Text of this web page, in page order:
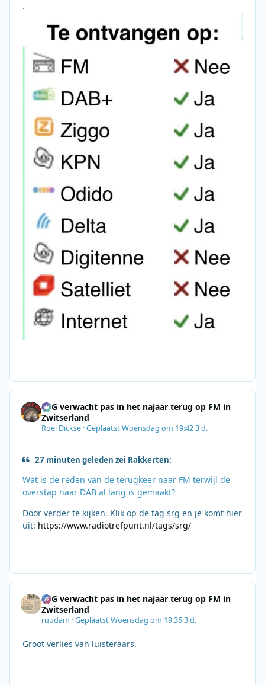
.
SRG verwacht pas in het najaar terug op FM in
Zwitserland
Roel Dickse ·GeplaatstWoensdag om 19:423 d.
27 minuten geleden zei Rakkerten:
Wat is de reden van de terugkeer naar FM terwijl de
overstap naar DAB al lang is gemaakt?
Door verder te kijken. Klik op de tag srg en je komt hier
uit: https://www.radiotrefpunt.nl/tags/srg/
SRG verwacht pas in het najaar terug op FM in
Zwitserland
ruudam ·GeplaatstWoensdag om 19:353 d.
Groot verlies van luisteraars.